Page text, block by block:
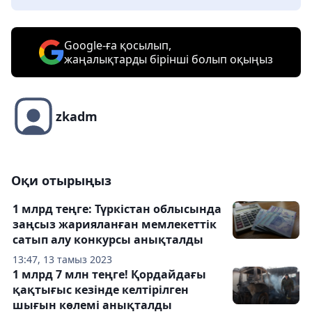
Google-ға қосылып,
жаңалықтарды бірінші болып оқыңыз
zkadm
Оқи отырыңыз
13:47, 13 тамыз 2023
1 млрд теңге: Түркістан облысында
заңсыз жарияланған мемлекеттік
сатып алу конкурсы анықталды
1 млрд 7 млн теңге! Қордайдағы
қақтығыс кезінде келтірілген
шығын көлемі анықталды